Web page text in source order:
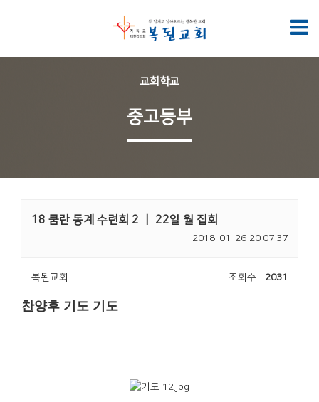
교회학교
중고등부
18 쿰란 동계 수련회 2 ㅣ 22일 월 집회
2018-01-26 20:07:37
복된교회 조회수 2031
찬양후 기도 기도